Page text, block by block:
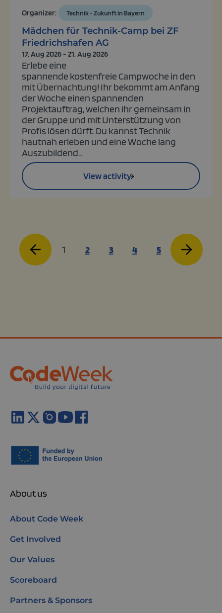
Organizer: Technik - Zukunft in Bayern
Mädchen für Technik-Camp bei ZF
Friedrichshafen AG
17, Aug 2026 - 21, Aug 2026
Erlebe eine
spannende kostenfreie Campwoche in den
mit Übernachtung! Ihr bekommt am Anfang
der Woche einen spannenden
Projektauftrag, welchen ihr gemeinsam in
der Gruppe und mit Unterstützung von
Profis lösen dürft. Du kannstTechnik
hautnah erleben und eine Woche lang
Auszubildend...
View activity
1 2 3 4 5
About us
About Code Week
Get Involved
Our Values
Scoreboard
Partners & Sponsors